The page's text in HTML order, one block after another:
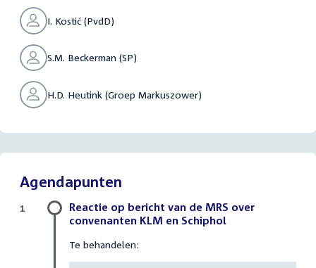
I. Kostić (PvdD)
S.M. Beckerman (SP)
H.D. Heutink (Groep Markuszower)
Agendapunten
Reactie op bericht van de MRS over
convenanten KLM en Schiphol
Te behandelen:
1